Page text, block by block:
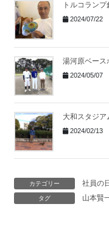
トルコランプ
2024/07/22
湯河原ベース
2024/05/07
大和スタジア
2024/02/13
カテゴリー 社員の
タグ 山本賢